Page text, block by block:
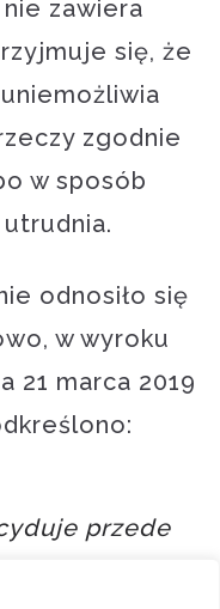
zawiera
się, że
zgodnie
w sposób
odnosiło się
w wyroku
21 marca 2019
przede